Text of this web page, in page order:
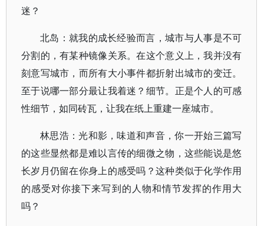
迷？
北岛：就我的成长经验而言，城市与人事是不可
分割的，有某种镜像关系。在这个意义上，我并没有
刻意写城市，而所有大小事件都折射出城市的变迁。
至于说哪一部分最让我着迷？细节。正是个人的可感
性细节，如同砖瓦，让我在纸上重建一座城市。
林思浩：光和影，味道和声音，你一开始三篇写
的这些显然都是难以言传的细微之物，这些能说是悠
长岁月仍留在你身上的感受吗？这种类似于化学作用
的感受对你接下来写到的人物和情节发挥的作用大
吗？